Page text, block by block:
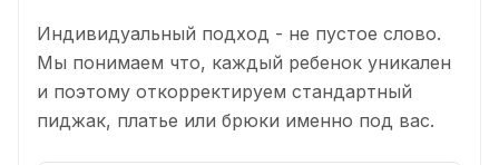
Индивидуальный подход - не пустое слово.
Мы понимаем что, каждый ребенок уникален
и поэтому откорректируем стандартный
пиджак, платье или брюки именно под вас.